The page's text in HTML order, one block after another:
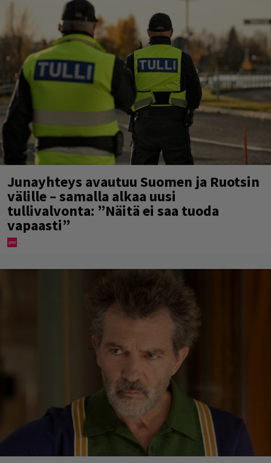
Junayhteys avautuu Suomen ja Ruotsin
välille – samalla alkaa uusi
tullivalvonta: ”Näitä ei saa tuoda
vapaasti”